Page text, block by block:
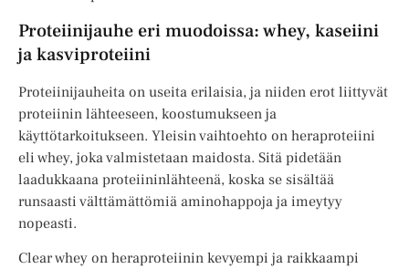
Proteiinijauhe eri muodoissa: whey, kaseiini
ja kasviproteiini
Proteiinijauheita on useita erilaisia, ja niiden erot liittyvät
proteiinin lähteeseen, koostumukseen ja
käyttötarkoitukseen. Yleisin vaihtoehto on heraproteiini
eli whey, joka valmistetaan maidosta. Sitä pidetään
laadukkaana proteiininlähteenä, koska se sisältää
runsaasti välttämättömiä aminohappoja ja imeytyy
nopeasti.
Clear whey on heraproteiinin kevyempi ja raikkaampi